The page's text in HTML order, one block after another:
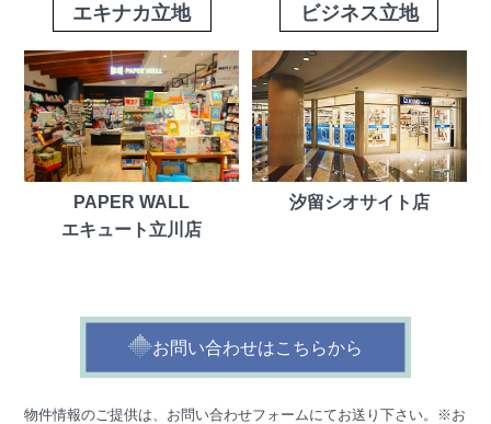
エキナカ立地
PAPER WALL
エキュート立川店
ビジネス立地
汐留シオサイト店
お問い合わせはこちらから
物件情報のご提供は、お問い合わせフォームにてお送り下さい。
※お